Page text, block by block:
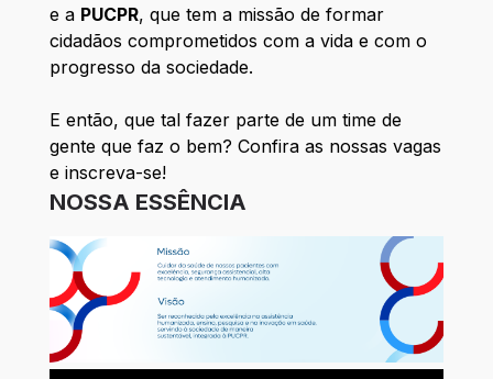
e a PUCPR, que tem a missão de formar
cidadãos comprometidos com a vida e com o
progresso da sociedade.
E então, que tal fazer parte de um time de
gente que faz o bem? Confira as nossas vagas
e inscreva-se!
NOSSA ESSÊNCIA